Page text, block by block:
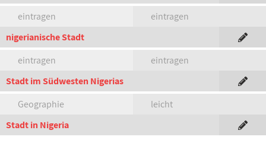
eintragen
eintragen
nigerianische Stadt
eintragen
eintragen
Stadt im Südwesten Nigerias
Geographie
leicht
Stadt in Nigeria